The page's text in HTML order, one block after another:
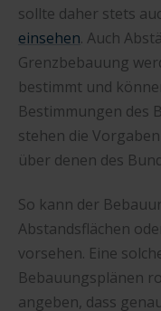
sollte daher stets
einsehen. Auch
Grenzbebauung
bestimmt und
Bestimmungen des
stehen die
über denen des
So kann der
Abstandsflächen
vorsehen. Eine
Bebauungsplänen
angeben, dass